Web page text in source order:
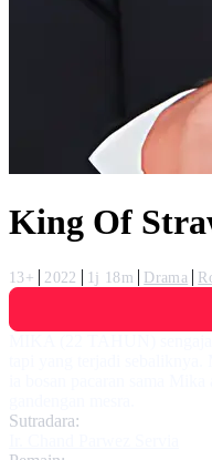
King Of
13+ 2022 1j 18m Drama
Sutradara: